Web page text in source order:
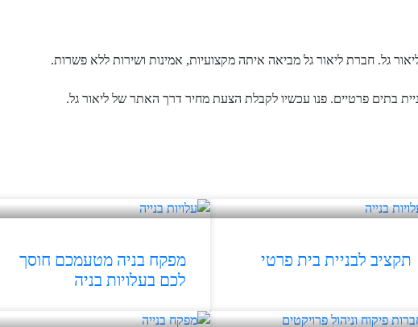
גל. חברת ליאור גל מביאה איתה מקצועיות, אמינות ושירות ללא פשרות.
בתים פרטיים. פנו עכשיו לקבלת הצעת מחיר דרך האתר של ליאור גל.
תקציב לבניית בית פרטי
מפקח בניה מטעמכם חוסך
לכם בעלויות בניה